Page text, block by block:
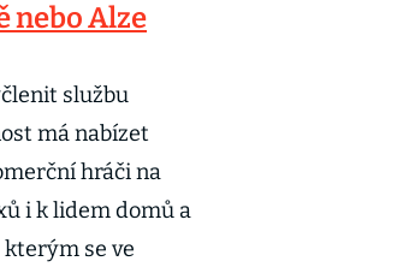
nebo Alze
službu
má nabízet
hráči na
i k lidem domů a
se ve